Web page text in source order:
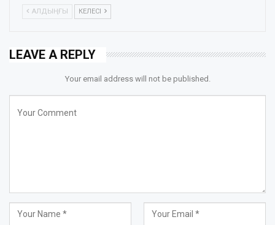
АЛДЫҢҒЫ КЕЛЕСІ
LEAVE A REPLY
Your email address will not be published.